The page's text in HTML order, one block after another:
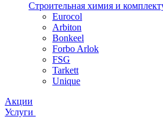
Строительная химия и
Eurocol
Arbiton
Bonkeel
Forbo Arlok
FSG
Tarkett
Unique
Акции
Услуги